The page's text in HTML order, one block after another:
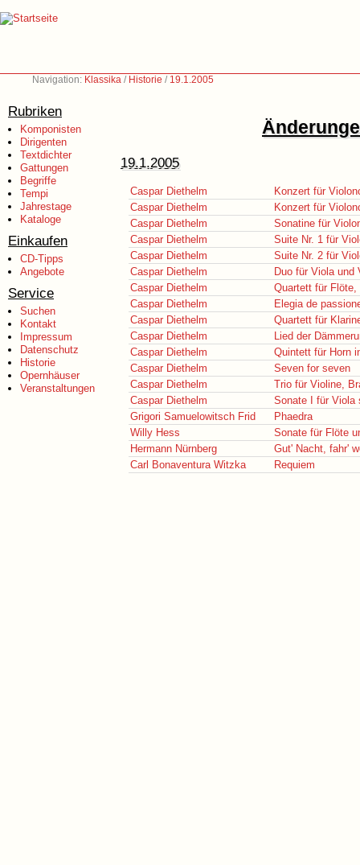
Navigation: Klassika / Historie / 19.1.2005
Rubriken
Komponisten
Dirigenten
Textdichter
Gattungen
Begriffe
Tempi
Jahrestage
Kataloge
Einkaufen
CD-Tipps
Angebote
Service
Suchen
Kontakt
Impressum
Datenschutz
Historie
Opernhäuser
Veranstaltungen
19.1.2005
Caspar Diethelm
Konzert für
Caspar Diethelm
Konzert für
Caspar Diethelm
Sonatine für
Caspar Diethelm
Suite Nr. 1 für
Caspar Diethelm
Suite Nr. 2 für
Caspar Diethelm
Duo für Viola und
Caspar Diethelm
Quartett für
Caspar Diethelm
Elegia de
Caspar Diethelm
Quartett für
Caspar Diethelm
Lied der
Caspar Diethelm
Quintett für Horn
Caspar Diethelm
Seven for seven
Caspar Diethelm
Trio für Violine,
Caspar Diethelm
Sonate I für Viola
Grigori Samuelowitsch Frid
Phaedra
Willy Hess
Sonate für Flöte
Hermann Nürnberg
Gut' Nacht, fahr'
Carl Bonaventura Witzka
Requiem